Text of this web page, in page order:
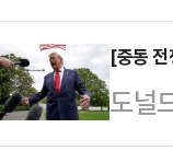
분을
되는
다
[중동
도널